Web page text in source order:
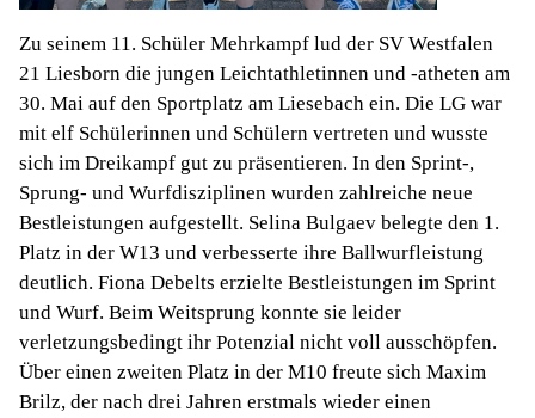
Zu seinem 11. Schüler Mehrkampf lud der SV Westfalen
21 Liesborn die jungen Leichtathletinnen und -atheten am
30. Mai auf den Sportplatz am Liesebach ein. Die LG war
mit elf Schülerinnen und Schülern vertreten und wusste
sich im Dreikampf gut zu präsentieren. In den Sprint-,
Sprung- und Wurfdisziplinen wurden zahlreiche neue
Bestleistungen aufgestellt. Selina Bulgaev belegte den 1.
Platz in der W13 und verbesserte ihre Ballwurfleistung
deutlich. Fiona Debelts erzielte Bestleistungen im Sprint
und Wurf. Beim Weitsprung konnte sie leider
verletzungsbedingt ihr Potenzial nicht voll ausschöpfen.
Über einen zweiten Platz in der M10 freute sich Maxim
Brilz, der nach drei Jahren erstmals wieder einen